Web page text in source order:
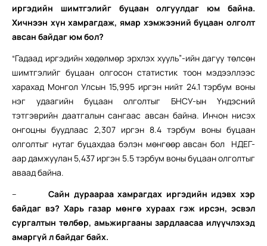
иргэдийн шимтгэлийг буцаан олгуулдаг юм байна.
Хичнээн хүн хамрагдаж, ямар хэмжээний буцаан олголт
авсан байдаг юм бол?
“Гадаад иргэдийн хөдөлмөр эрхлэх хууль”-ийн дагуу төлсөн
шимтгэлийг буцаан олгосон статистик тоон мэдээллээс
харахад Монгол Улсын 15,995 иргэн нийт 24.1 тэрбум воны
нэг удаагийн буцаан олголтыг БНСУ-ын Үндэсний
тэтгэврийн даатгалын сангаас авсан байна. Инчон нисэх
онгоцны буудлаас 2,307 иргэн 8.4 тэрбум воны буцаан
олголтыг нутаг буцахдаа бэлэн мөнгөөр авсан бол НДЕГ-
аар дамжуулан 5,437 иргэн 5.5 тэрбум воны буцаан олголтыг
аваад байна.
–
Сайн дураараа хамрагдах иргэдийн идэвх хэр
байдаг вэ? Харь газар мөнгө хураах гэж ирсэн, эсвэл
сургалтын төлбөр, амьжиргааны зардлаасаа илүүчлэхэд
амаргүй л байдаг байх.